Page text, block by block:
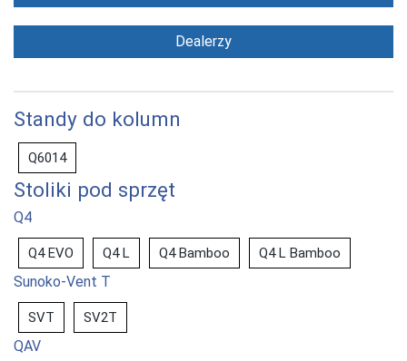
Dealerzy
Standy do kolumn
Q6014
Stoliki pod sprzęt
Q4
Q4 EVO Q4 L Q4 Bamboo Q4 L Bamboo
Sunoko-Vent T
SVT SV2T
QAV